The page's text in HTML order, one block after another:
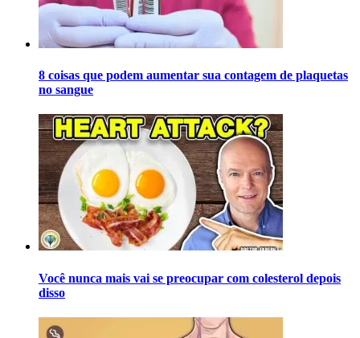
8 coisas que podem aumentar sua contagem de plaquetas
no sangue
Você nunca mais vai se preocupar com colesterol depois
disso